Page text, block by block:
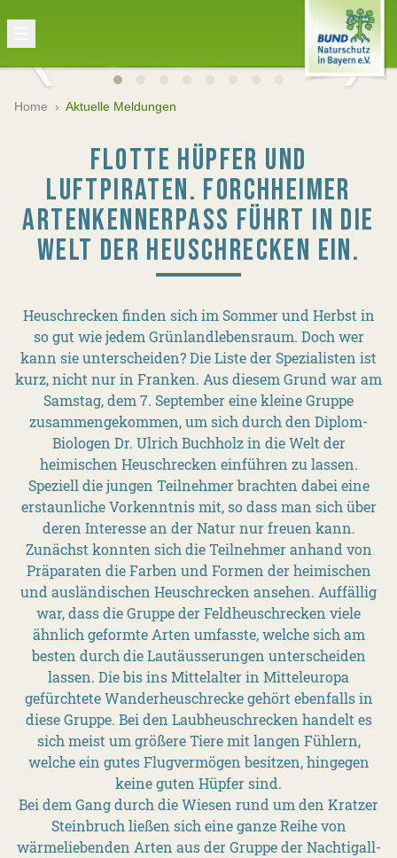
Home › Aktuelle Meldungen
FLOTTE HÜPFER UND
LUFTPIRATEN. FORCHHEIMER
ARTENKENNERPASS FÜHRT IN DIE
WELT DER HEUSCHRECKEN EIN.
Heuschrecken finden sich im Sommer und Herbst in
so gut wie jedem Grünlandlebensraum. Doch wer
kann sie unterscheiden? Die Liste der Spezialisten ist
kurz, nicht nur in Franken. Aus diesem Grund war am
Samstag, dem 7. September eine kleine Gruppe
zusammengekommen, um sich durch den Diplom-
Biologen Dr. Ulrich Buchholz in die Welt der
heimischen Heuschrecken einführen zu lassen.
Speziell die jungen Teilnehmer brachten dabei eine
erstaunliche Vorkenntnis mit, so dass man sich über
deren Interesse an der Natur nur freuen kann.
Zunächst konnten sich die Teilnehmer anhand von
Präparaten die Farben und Formen der heimischen
und ausländischen Heuschrecken ansehen. Auffällig
war, dass die Gruppe der Feldheuschrecken viele
ähnlich geformte Arten umfasste, welche sich am
besten durch die Lautäusserungen unterscheiden
lassen. Die bis ins Mittelalter in Mitteleuropa
gefürchtete Wanderheuschrecke gehört ebenfalls in
diese Gruppe. Bei den Laubheuschrecken handelt es
sich meist um größere Tiere mit langen Fühlern,
welche ein gutes Flugvermögen besitzen, hingegen
keine guten Hüpfer sind.
Bei dem Gang durch die Wiesen rund um den Kratzer
Steinbruch ließen sich eine ganze Reihe von
wärmeliebenden Arten aus der Gruppe der Nachtigall-